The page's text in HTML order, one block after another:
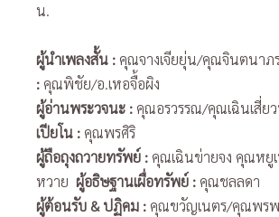
น.
ผู้นำเพลงสั้น : คุณจางเจียยุ่น/คุณจินตนาภ
: คุณพิชัย/อ.เหอจื้อผิง
ผู้อ่านพระวจนะ : คุณอรวรรณ/คุณเฉินเสี่ย
เปียโน : คุณพรศิริ
ผู้ถือถุงถวายทรัพย์ : คุณเฉินข่ายจง คุณหยู
หวาย ผู้อธิษฐานเผื่อทรัพย์ : คุณชลลดา
ผู้ต้อนรับ & ปฏิคม : คุณขวัญเนตร/คุณพร